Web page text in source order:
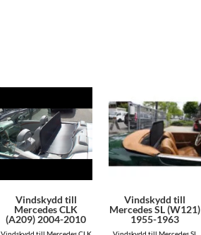
Vindskydd till
Mercedes CLK
(A209) 2004-2010
Vindskydd till
Mercedes SL (W121)
1955-1963